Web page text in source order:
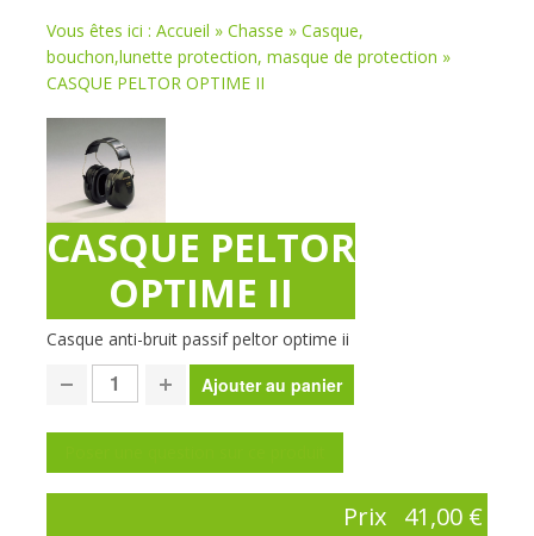
Vous êtes ici : Accueil » Chasse » Casque,
bouchon,lunette protection, masque de protection »
CASQUE PELTOR OPTIME II
CASQUE PELTOR
OPTIME II
Casque anti-bruit passif peltor optime ii
Prix 41,00 €